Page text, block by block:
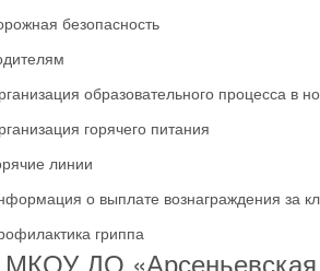
безопасность
образовательного процесса в
горячего питания
линии
о выплате вознаграждения за
гриппа
МКОУ ДО